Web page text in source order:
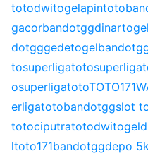
totodwitogelapintoto
gacorbandotggdinartogel
dotgggedetogel
tosuperligatoto
osuperligatotoTOTO171
erligatotobandotggslot
totociputratotodwitogel
ltoto171bandotggdepo